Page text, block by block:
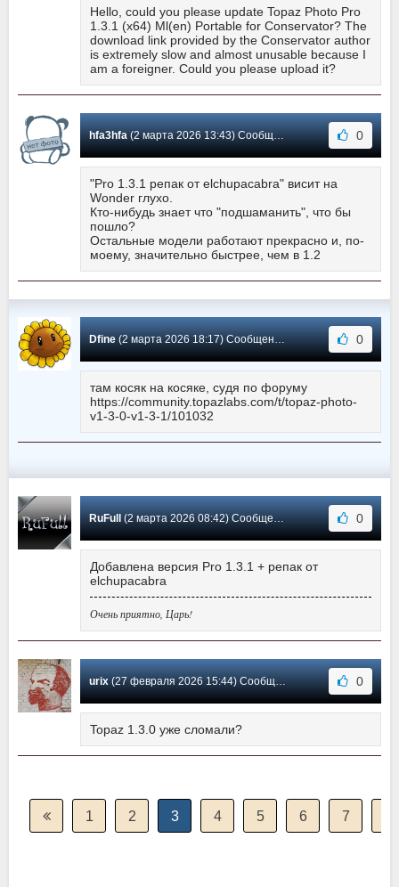
Hello, could you please update Topaz Photo Pro
1.3.1 (x64) Ml(en) Portable for Conservator? The
download link provided by the Conservator author
is extremely slow and almost unusable because I
am a foreigner. Could you please upload it?
hfa3hfa(2 марта 2026 13:43) Сообщение #720 0
"Pro 1.3.1 репак от elchupacabra" висит на
Wonder глухо.
Кто-нибудь знает что "подшаманить", что бы
пошло?
Остальные модели работают прекрасно и, по-
моему, значительно быстрее, чем в 1.2
Dfine(2 марта 2026 18:17) Сообщение #719 0
там косяк на косяке, судя по форуму
https://community.topazlabs.com/t/topaz-photo-
v1-3-0-v1-3-1/101032
RuFull(2 марта 2026 08:42) Сообщение #718 0
Добавлена версия Pro 1.3.1 + репак от
elchupacabra
Очень приятно, Царь!
urix(27 февраля 2026 15:44) Сообщение #717 0
Topaz 1.3.0 уже сломали?
1 2 3 4 5 6 7